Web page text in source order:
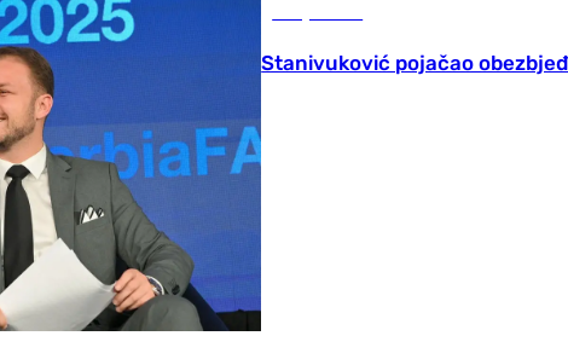
Stanivuković pojačao